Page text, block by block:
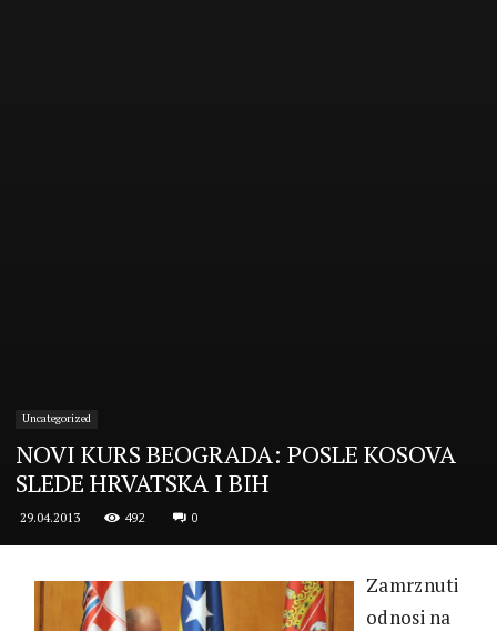
Uncategorized
NOVI KURS BEOGRADA: POSLE KOSOVA
SLEDE HRVATSKA I BIH
29.04.2013 492 0
Zamrznuti
odnosi na